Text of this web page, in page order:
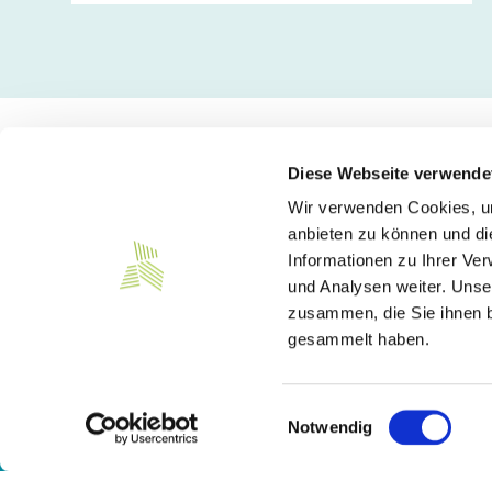
Diese Webseite
Wir verwenden Cookies,
anbieten zu können und
Informationen zu Ihrer
und Analysen weiter.
zusammen, die Sie ihnen
gesammelt haben.
Einwilligungsauswahl
Notwendig
Südwesttextil e. V.
Türlenstraße 6
info@suedwesttextil.de